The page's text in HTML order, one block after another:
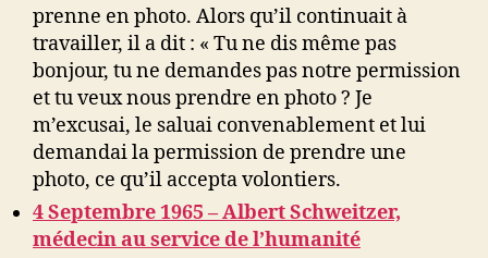
prenne en photo. Alors qu’il continuait à
travailler, il a dit : « Tu ne dis même pas
bonjour, tu ne demandes pas notre permission
et tu veux nous prendre en photo ? Je
m’excusai, le saluai convenablement et lui
demandai la permission de prendre une
photo, ce qu’il accepta volontiers.
4 Septembre 1965 – Albert Schweitzer,
médecin au service de l’humanité